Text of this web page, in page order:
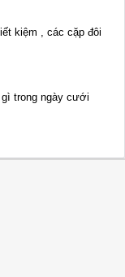
kiệm , các cặp đôi
trong ngày cưới